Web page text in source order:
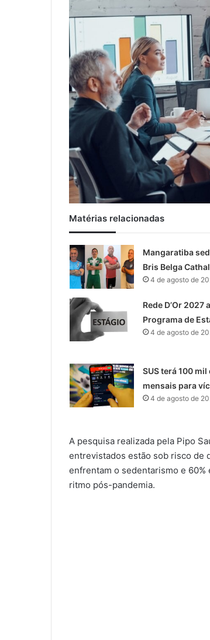
Matérias relacionadas
Mangaratiba
Bris Belga
4 de agosto de
Rede D’Or 2027
Programa de
4 de agosto de
SUS terá 100
mensais para
4 de agosto de
A pesquisa realizada pela Pipo
entrevistados estão sob risco de
enfrentam o sedentarismo e 60%
ritmo pós-pandemia.